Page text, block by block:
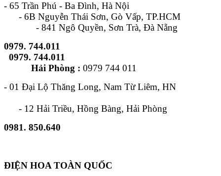
- 65 Trần Phú - Ba Đình, Hà Nội
- 6B Nguyễn Thái Sơn, Gò Vấp, TP.HCM
- 841 Ngô Quyền, Sơn Trà, Đà Nẵng
0979. 744.011
0979. 744.011
Hải Phòng : 0979 744 011
- 01 Đại Lộ Thăng Long, Nam Từ Liêm, HN
- 12 Hải Triều, Hồng Bàng, Hải Phòng
0981. 850.640
ĐIỆN HOA TOÀN QUỐC